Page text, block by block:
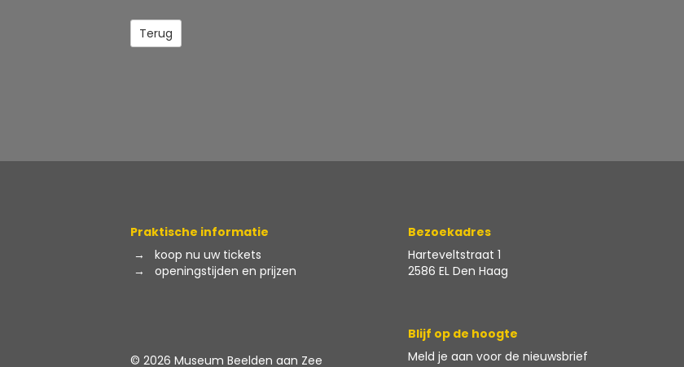
uitgave:
Terug
Praktische informatie
→ koop nu uw tickets
→ openingstijden en prijzen
© 2026 Museum Beelden aan Zee
Bezoekadres
Harteveltstraat 1
2586 EL Den Haag
Blijf op de hoogte
Meld je aan voorde nieuwsbrief